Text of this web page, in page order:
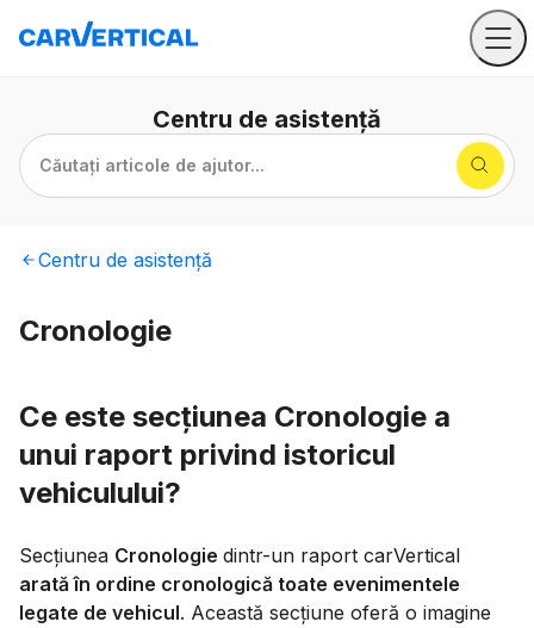
Centru de asistență
Căutați articole de ajutor...
Centru de asistență
Cronologie
Ce este secțiunea Cronologie a
unui raport privind istoricul
vehiculului?
Secțiunea Cronologie dintr-un raport carVertical
arată în ordine cronologică toate evenimentele
legate de vehicul. Această secțiune oferă o imagine